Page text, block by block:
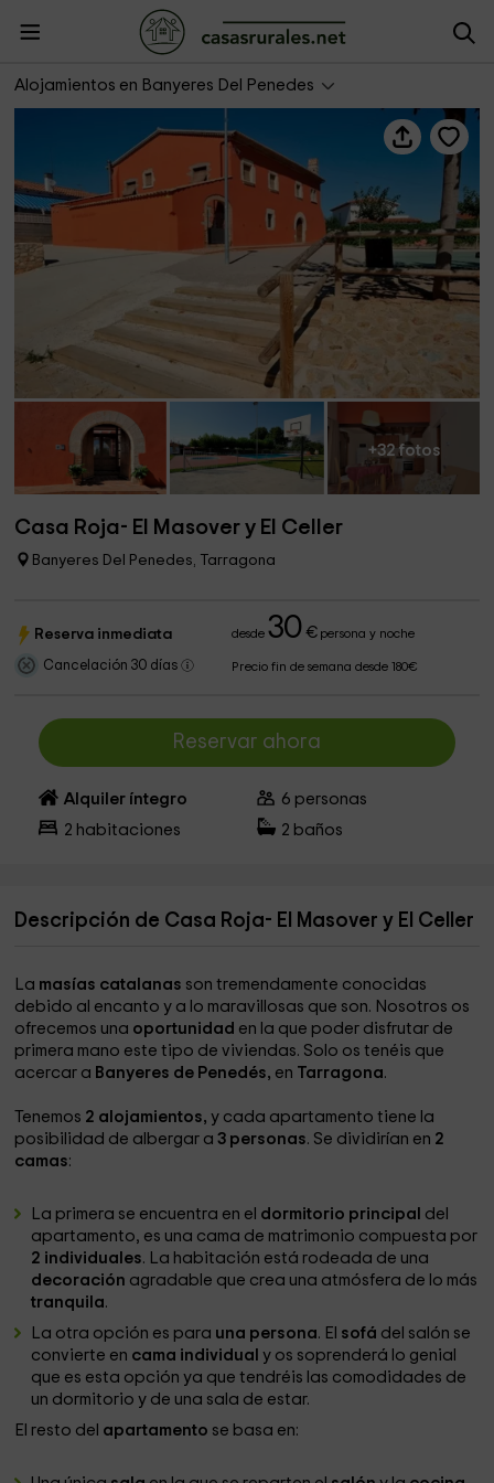
Alojamientos en Banyeres Del Penedes
Casa Roja- El Masover y El Celler
+32 fotos
Casa Roja- El Masover y El Celler
Banyeres Del Penedes, Tarragona
Reserva inmediata desde30 €persona y noche
Cancelación 30 días Precio fin de semana desde 180€
Reservar ahora
Alquiler íntegro 6 personas
2 habitaciones 2 baños
Descripción de Casa Roja- El Masover y El Celler
La masías catalanas son tremendamente conocidas
debido al encanto y a lo maravillosas que son. Nosotros os
ofrecemos una oportunidad en la que poder disfrutar de
primera mano este tipo de viviendas. Solo os tenéis que
acercar a Banyeres de Penedés, en Tarragona.
Tenemos 2 alojamientos, y cada apartamento tiene la
posibilidad de albergar a3 personas. Se dividirían en 2
camas:
La primera se encuentra en el dormitorio principal del
apartamento, es una cama de matrimonio compuesta por
2 individuales. La habitación está rodeada de una
decoración agradable que crea una atmósfera de lo más
tranquila.
La otra opción es para una persona. El sofá del salón se
convierte en cama individualy os soprenderá lo genial
que es esta opción ya que tendréis las comodidades de
un dormitorio y de una sala de estar.
El resto del apartamento se basa en: